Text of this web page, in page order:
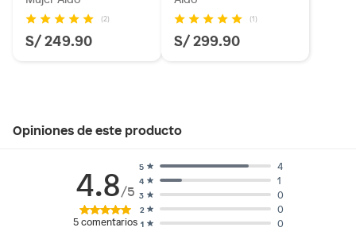
(2)
S/ 249.90
(1)
S/ 299.90
Opiniones de este producto
4.8/5
5 comentarios 1 0
2 0
3 0
4 1
5 4